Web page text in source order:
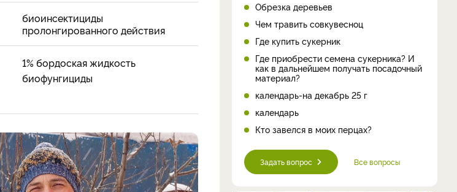
биоинсектициды
пролонгированного действия
1% бордоская жидкость
биофунгициды
Обрезка деревьев
Чем травить совкувесноц
Где купить сукерник
Где приобрести семена сукерника? И
как в дальнейшем получать посадочный
материал?
календарь-на декабрь 25 г
календарь
Кто завелся в моих перцах?
Задать вопрос Все вопросы